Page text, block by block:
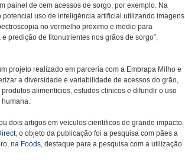
painel de cem acessos de sorgo, por exemplo. Na
potencial uso de inteligência artificial utilizando imagens
no vermelho próximo e médio para
predição de fitonutrientes nos grãos de sorgo”,
projeto realizado em parceria com a Embrapa Milho e
a diversidade e variabilidade de acessos do grão,
alimentícios, estudos clínicos e difundir o uso
dois artigos em veículos científicos de grande impacto.
, o objeto da publicação foi a pesquisa com pães a
na Foods, destaque para a pesquisa com a utilização